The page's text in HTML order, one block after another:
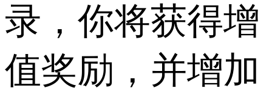
录，你将获得增
值奖励，并增加